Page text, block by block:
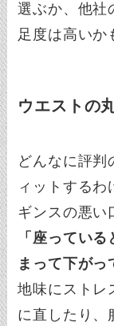
選ぶか、他社
足度は高いか
ウエストの
どんなに評判
ィットするわ
ギンスの悪い
「座ってい
まって下がっ
地味にストレ
に直したり、